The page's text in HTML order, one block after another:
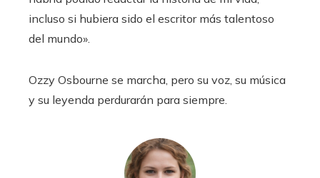
incluso si hubiera sido el escritor más talentoso
del mundo».
Ozzy Osbourne se marcha, pero su voz, su música
y su leyenda perdurarán para siempre.